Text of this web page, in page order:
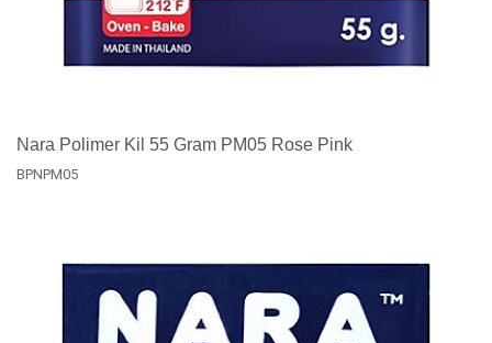
Nara Polimer Kil 55 Gram PM05 Rose Pink
BPNPM05